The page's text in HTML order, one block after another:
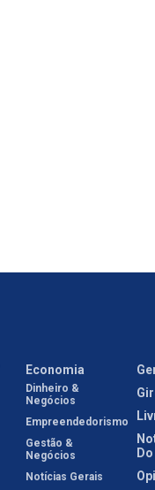
Economia
Dinheiro &
Negócios
Empreendedorismo
Gestão &
Negócios
Notícias Gerais
Do